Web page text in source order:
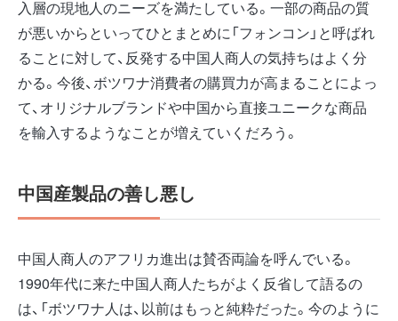
入層の現地人のニーズを満たしている。一部の商品の質
が悪いからといってひとまとめに「フォンコン」と呼ばれ
ることに対して、反発する中国人商人の気持ちはよく分
かる。今後、ボツワナ消費者の購買力が高まることによっ
て、オリジナルブランドや中国から直接ユニークな商品
を輸入するようなことが増えていくだろう。
中国産製品の善し悪し
中国人商人のアフリカ進出は賛否両論を呼んでいる。
1990年代に来た中国人商人たちがよく反省して語るの
は、「ボツワナ人は、以前はもっと純粋だった。今のように